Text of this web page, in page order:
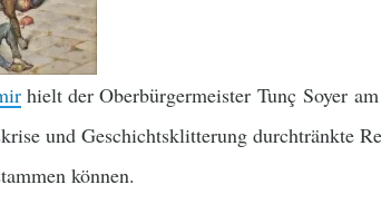
hielt der Oberbürgermeister Tunç Soyer
und Geschichtsklitterung durchtränkte
können.